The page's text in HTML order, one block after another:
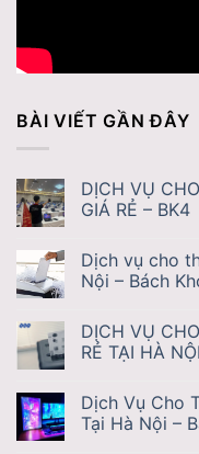
BÀI VIẾT GẦN ĐÂY
DỊCH VỤ
GIÁ RẺ – BK4
Dịch vụ cho
Nội – Bách
DỊCH VỤ
RẺ TẠI HÀ
Dịch Vụ Cho
Tại Hà Nội –